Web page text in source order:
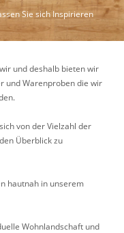
Sie sich Inspirieren
und deshalb bieten wir
und Warenproben die wir
von der Vielzahl der
Überblick zu
hautnah in unserem
Wohnlandschaft und